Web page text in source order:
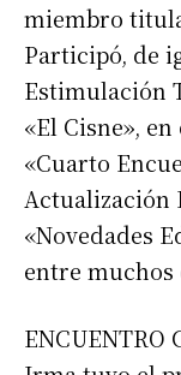
miembro
Participó, de
Estimulación
«El Cisne»,
«Cuarto
Actualización
«Novedades
entre muchos
ENCUENTRO